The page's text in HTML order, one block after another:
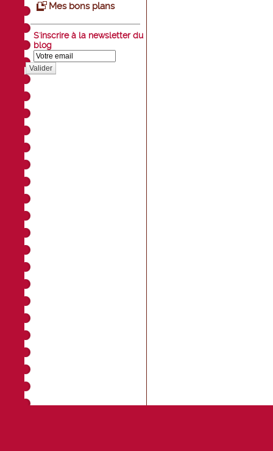
Mes bons plans
S'inscrire à la newsletter du
blog
Valider